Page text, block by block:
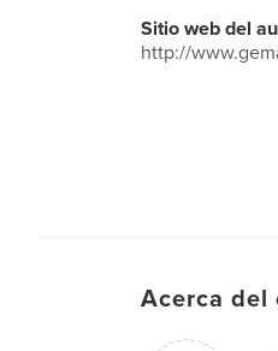
Sitio web del
http://
Acerca del